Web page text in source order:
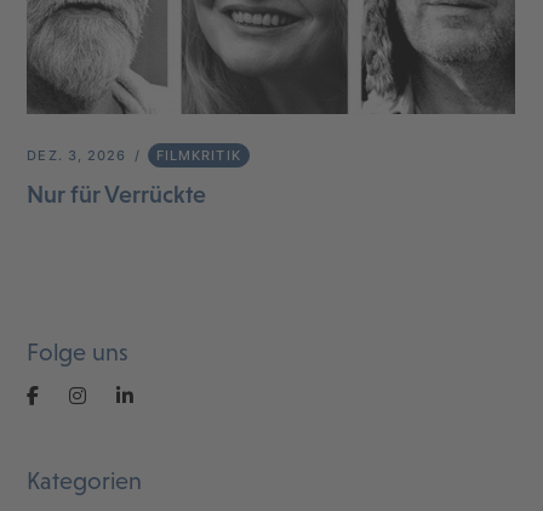
DEZ. 3, 2026 FILMKRITIK
Nur für Verrückte
Folge uns
Kategorien